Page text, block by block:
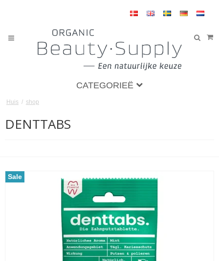
CATEGORIEË
Huis / shop
DENTTABS
Sale